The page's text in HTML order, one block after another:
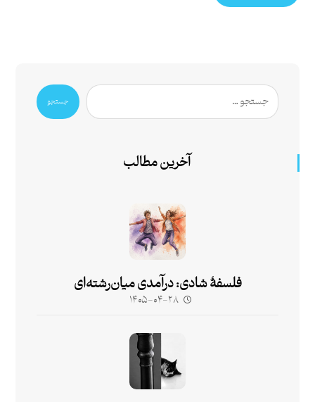
جستجو
آخرین مطالب
فلسفۀ شادی: درآمدی میان‌رشته‌ای
۱۴۰۵-۰۴-۲۸